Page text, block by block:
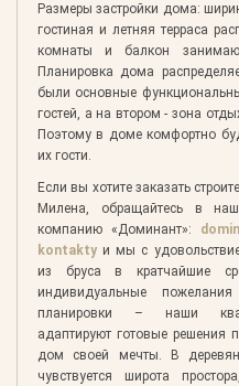
Размеры застройки дома:
гостиная и летняя терраса
комнаты и балкон
Планировка дома
были основные
гостей, а на втором - зона
Поэтому в доме комфортно
их гости.
Если вы хотите заказать
Милена, обращайтесь в нашу
компанию «Доминант»:
kontakty и мы с
из бруса в кратчайшие
индивидуальные
планировки – наши
адаптируют готовые
дом своей мечты. В
чувствуется широта